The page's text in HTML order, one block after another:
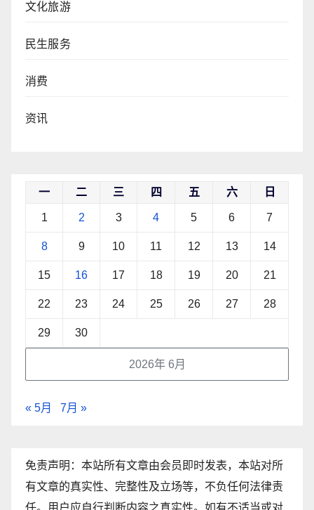
文化旅游
民生服务
消费
资讯
2026年 6月
一 二 三 四 五 六 日
1 2 3 4 5 6 7
8 9 10 11 12 13 14
15 16 17 18 19 20 21
22 23 24 25 26 27 28
29 30
« 5月 7月 »
免责声明：本站所有文章由会员即时发表，本站对所
有文章的真实性、完整性及立场等，不负任何法律责
任。用户应自行判断内容之真实性。如有不适当或对